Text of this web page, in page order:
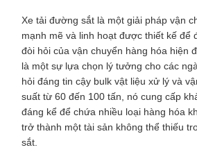
Xe tải đường sắt là một giải pháp vận
mạnh mẽ và linh hoạt được thiết kế để
đòi hỏi của vận chuyển hàng hóa hiện
là một sự lựa chọn lý tưởng cho các
hỏi đáng tin cậy bulk vật liệu xử lý và
suất từ 60 đến 100 tấn, nó cung cấp
đáng kể để chứa nhiều loại hàng hóa
trở thành một tài sản không thể thiếu
sắt.